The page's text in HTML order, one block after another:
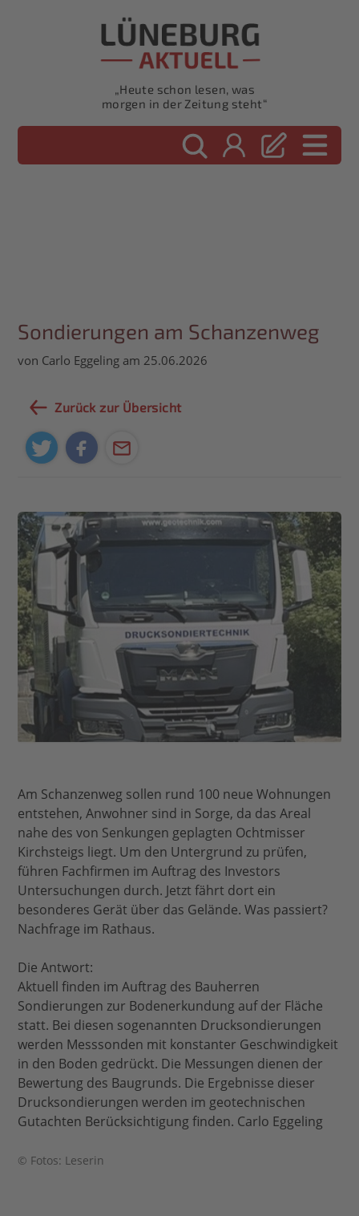
„Heute schon lesen, was
morgen in der Zeitung steht“
Sondierungen am Schanzenweg
von Carlo Eggeling am 25.06.2026
Zurück zur Übersicht
Am Schanzenweg sollen rund 100 neue Wohnungen
entstehen, Anwohner sind in Sorge, da das Areal
nahe des von Senkungen geplagten Ochtmisser
Kirchsteigs liegt. Um den Untergrund zu prüfen,
führen Fachfirmen im Auftrag des Investors
Untersuchungen durch. Jetzt fährt dort ein
besonderes Gerät über das Gelände. Was passiert?
Nachfrage im Rathaus.
Die Antwort:
Aktuell finden im Auftrag des Bauherren
Sondierungen zur Bodenerkundung auf der Fläche
statt. Bei diesen sogenannten Drucksondierungen
werden Messsonden mit konstanter Geschwindigkeit
in den Boden gedrückt. Die Messungen dienen der
Bewertung des Baugrunds. Die Ergebnisse dieser
Drucksondierungen werden im geotechnischen
Gutachten Berücksichtigung finden. Carlo Eggeling
© Fotos: Leserin